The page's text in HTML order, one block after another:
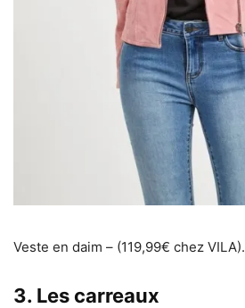
Veste en daim – (119,99€ chez VILA).
3. Les carreaux